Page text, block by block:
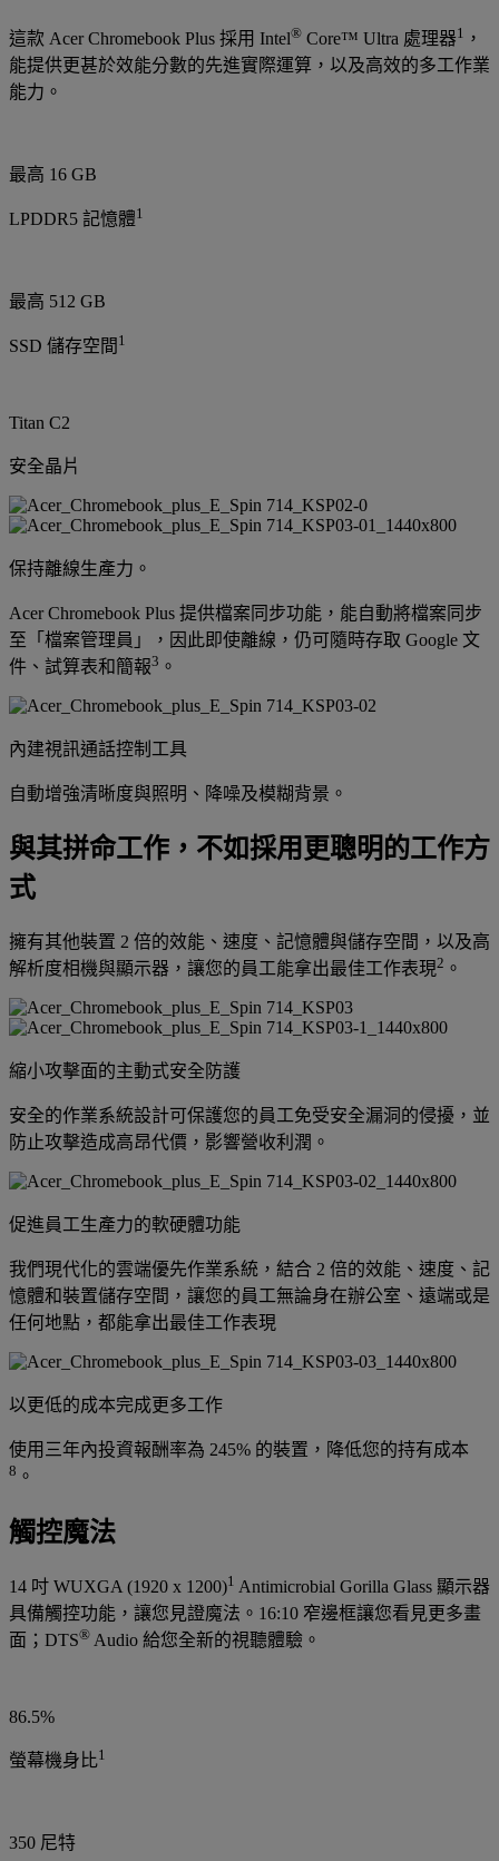
這款 Acer Chromebook Plus 採用 Intel® Core™ Ultra 處理器1 ，
能提供更甚於效能分數的先進實際運算，以及高效的多工作業
能力。
最高 16 GB
LPDDR5 記憶體1
最高 512 GB
SSD 儲存空間 1
Titan C2
安全晶片
保持離線生產力。
Acer Chromebook Plus 提供檔案同步功能，能自動將檔案同步
至「檔案管理員」，因此即使離線，仍可隨時存取 Google 文
件、試算表和簡報3 。
內建視訊通話控制工具
自動增強清晰度與照明、降噪及模糊背景。
與其拼命工作，不如採用更聰明的工作方
式
擁有其他裝置 2 倍的效能、速度、記憶體與儲存空間，以及高
解析度相機與顯示器，讓您的員工能拿出最佳工作表現2 。
縮小攻擊面的主動式安全防護
安全的作業系統設計可保護您的員工免受安全漏洞的侵擾，並
防止攻擊造成高昂代價，影響營收利潤。
促進員工生產力的軟硬體功能
我們現代化的雲端優先作業系統，結合 2 倍的效能、速度、記
憶體和裝置儲存空間，讓您的員工無論身在辦公室、遠端或是
任何地點，都能拿出最佳工作表現
以更低的成本完成更多工作
使用三年內投資報酬率為 245% 的裝置，降低您的持有成本
8 。
觸控魔法
14 吋 WUXGA (1920 x 1200)1 Antimicrobial Gorilla Glass 顯示器
具備觸控功能，讓您見證魔法。16:10 窄邊框讓您看見更多畫
面；DTS® Audio 給您全新的視聽體驗。
86.5%
螢幕機身比1
350 尼特